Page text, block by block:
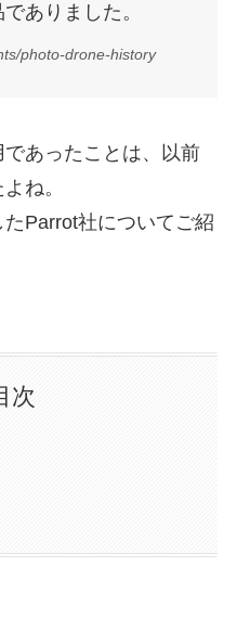
ありました。
photo-drone-history
あったことは、以前
ね。
Parrot社についてご紹
次